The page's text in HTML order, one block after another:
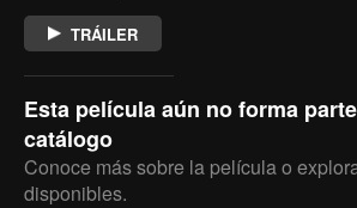
TRÁILER
Esta película aún no forma
catálogo
Conoce más sobre la película o
disponibles.